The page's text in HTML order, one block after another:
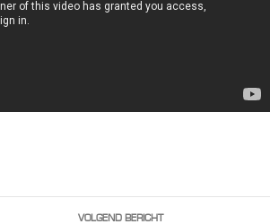
VOLGEND BERICHT